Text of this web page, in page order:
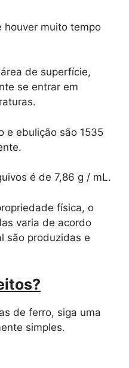
houver muito tempo
de superfície,
se entrar em
e ebulição são 1535
é de 7,86 g / mL.
física, o
varia de acordo
são produzidas e
de ferro, siga uma
simples.